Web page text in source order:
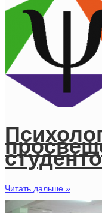
Читать дальше »